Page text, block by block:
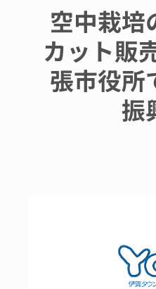
空中栽培
カット販
張市役
振